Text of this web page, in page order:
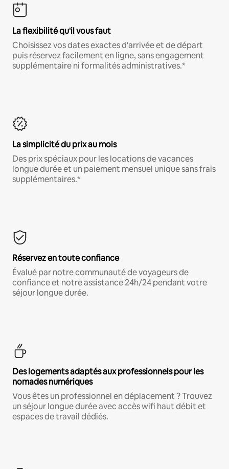
La flexibilité qu'il vous faut
Choisissez vos dates exactes d'arrivée et de départ
puis réservez facilement en ligne, sans engagement
supplémentaire ni formalités administratives.*
La simplicité du prix au mois
Des prix spéciaux pour les locations de vacances
longue durée et un paiement mensuel unique sans frais
supplémentaires.*
Réservez en toute confiance
Évalué par notre communauté de voyageurs de
confiance et notre assistance 24h/24 pendant votre
séjour longue durée.
Des logements adaptés aux professionnels pour les
nomades numériques
Vous êtes un professionnel en déplacement ? Trouvez
un séjour longue durée avec accès wifi haut débit et
espaces de travail dédiés.